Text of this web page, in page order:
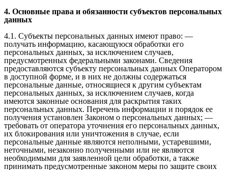
4. Основные права и обязанности субъектов персональных
данных
4.1. Субъекты персональных данных имеют право: —
получать информацию, касающуюся обработки его
персональных данных, за исключением случаев,
предусмотренных федеральными законами. Сведения
предоставляются субъекту персональных данных Оператором
в доступной форме, и в них не должны содержаться
персональные данные, относящиеся к другим субъектам
персональных данных, за исключением случаев, когда
имеются законные основания для раскрытия таких
персональных данных. Перечень информации и порядок ее
получения установлен Законом о персональных данных; —
требовать от оператора уточнения его персональных данных,
их блокирования или уничтожения в случае, если
персональные данные являются неполными, устаревшими,
неточными, незаконно полученными или не являются
необходимыми для заявленной цели обработки, а также
принимать предусмотренные законом меры по защите своих